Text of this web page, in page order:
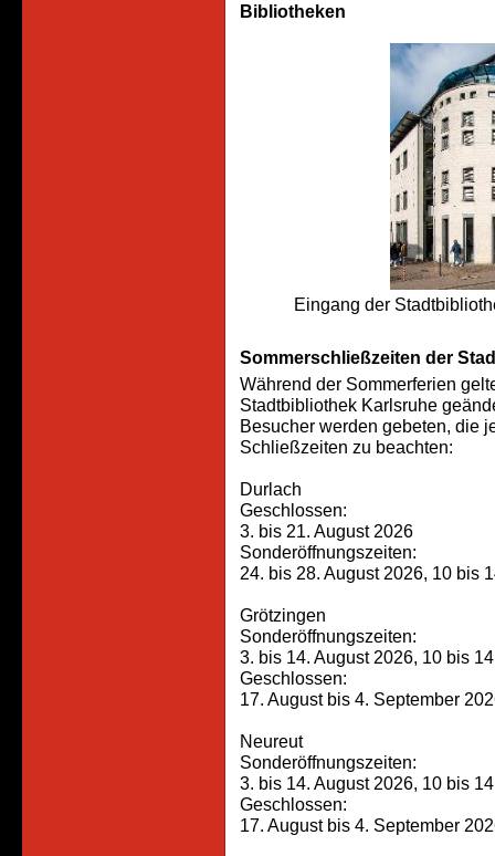
Bibliotheken
Eingang der
Sommerschließzeiten der
Während der Sommerferien
Stadtbibliothek Karlsruhe
Besucher werden gebeten, die
Schließzeiten zu beachten:
Durlach
Geschlossen:
3. bis 21. August 2026
Sonderöffnungszeiten:
24. bis 28. August 2026, 10 bis
Grötzingen
Sonderöffnungszeiten:
3. bis 14. August 2026, 10 bis
Geschlossen:
17. August bis 4. September
Neureut
Sonderöffnungszeiten:
3. bis 14. August 2026, 10 bis
Geschlossen:
17. August bis 4. September